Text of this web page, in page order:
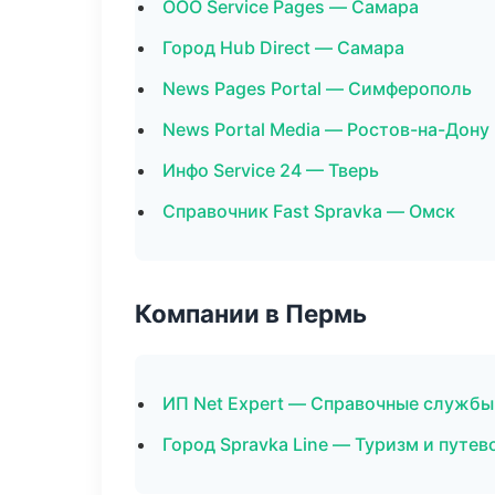
ООО Service Pages — Самара
Город Hub Direct — Самара
News Pages Portal — Симферополь
News Portal Media — Ростов-на-Дону
Инфо Service 24 — Тверь
Справочник Fast Spravka — Омск
Компании в Пермь
ИП Net Expert — Справочные службы
Город Spravka Line — Туризм и